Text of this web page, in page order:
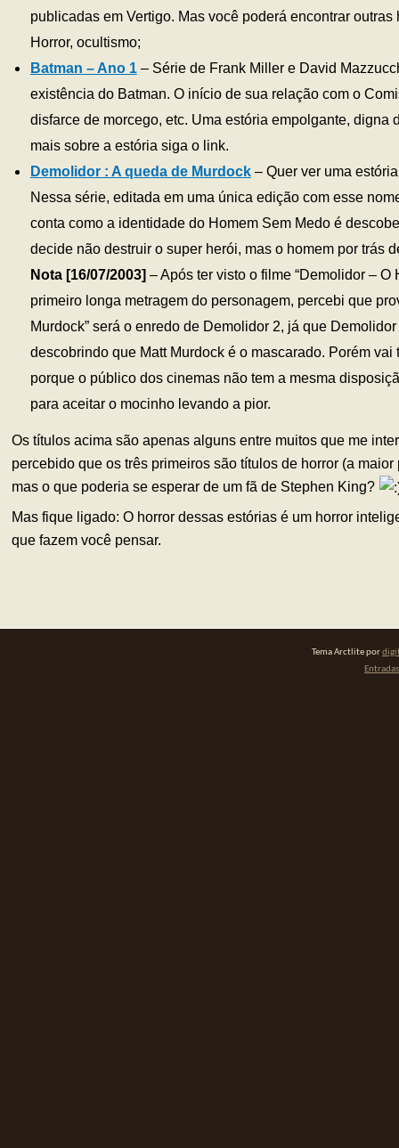
publicadas em Vertigo. Mas você poderá encontrar
Horror, ocultismo;
Batman – Ano 1– Série de Frank Miller e David
existência do Batman. O início de sua relação com o
disfarce de morcego, etc. Uma estória empolgante, digna
mais sobre a estória siga o link.
Demolidor : A queda de Murdock– Quer ver uma
Nessa série, editada em uma única edição com esse
conta como a identidade do Homem Sem Medo é
decide não destruir o super herói, mas o homem por trás
Nota [16/07/2003] – Após ter visto o filme “Demolidor – O
primeiro longa metragem do personagem, percebi que
Murdock” será o enredo de Demolidor 2, já que
descobrindo que Matt Murdock é o mascarado. Porém vai
porque o público dos cinemas não tem a mesma
para aceitar o mocinho levando a pior.
Os títulos acima são apenas alguns entre muitos que me
percebido que os três primeiros são títulos de horror (a
mas o que poderia se esperar de um fã de Stephen King?
Mas fique ligado: O horror dessas estórias é um horror
que fazem você pensar.
Tema Arctlite por
Entradas